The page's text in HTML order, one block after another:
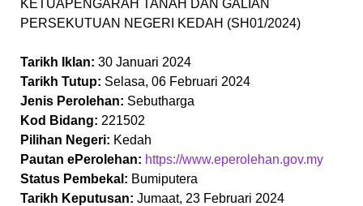
KETUAPENGARAH TANAH DAN GALIAN
PERSEKUTUAN NEGERI KEDAH (SH01/2024)
Tarikh Iklan: 30 Januari 2024
Tarikh Tutup: Selasa, 06 Februari 2024
Jenis Perolehan: Sebutharga
Kod Bidang: 221502
Pilihan Negeri: Kedah
Pautan ePerolehan: https://www.eperolehan.gov.my
Status Pembekal: Bumiputera
Tarikh Keputusan: Jumaat, 23 Februari 2024